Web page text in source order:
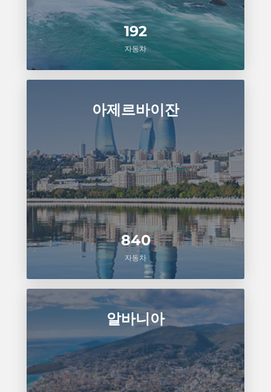
192
자동차
840
자동차
아제르바이잔
알바니아